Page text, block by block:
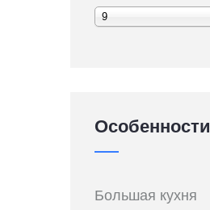
9
Особенности
Большая кухня